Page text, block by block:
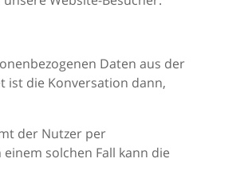
Daten aus der
ist die Konversation dann,
der Nutzer per
solchen Fall kann die